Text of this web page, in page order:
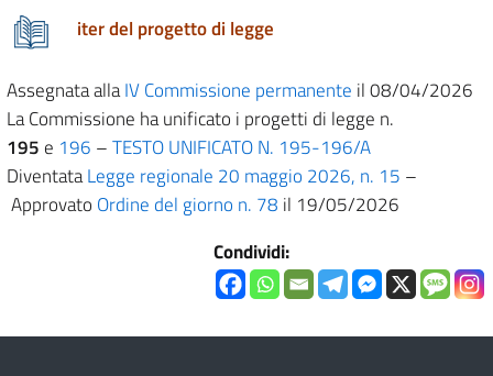
iter del progetto di legge
Assegnata allaIV Commissione permanente il 08/04/2026
La Commissione ha unificato i progetti di legge n.
195 e 196 –TESTO UNIFICATO N. 195-196/A
DiventataLegge regionale 20 maggio 2026, n. 15 –
Approvato Ordine del giorno n. 78 il 19/05/2026
Condividi: